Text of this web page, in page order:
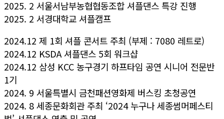
2025. 2 서울서남부농협협동조합 셔플댄스 특강 진행
2025. 2 서경대학교 셔플캠프
2024.12 제 1회 셔플 콘서트 주최 (부제 : 7080 레트로)
2024.12 KSDA 셔플댄스 5회 워크샵
2024.12 삼성 KCC 농구경기 하프타임 공연 시니어 전문반
1기
2024. 9 서울특별시 금천패션영화제 버스킹 초청공연
2024. 8 세종문화회관 주최 ‘2024 누구나 세종썸머페스티